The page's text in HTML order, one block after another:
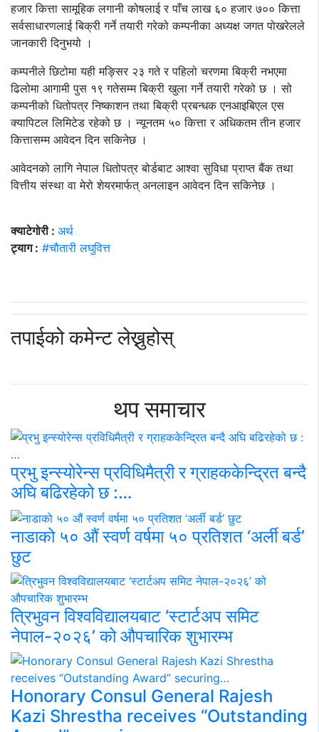
हजार कित्ता सामूहिक लगानी कोषलाई र पाँच लाख ६० हजार ७०० कित्ता
सर्वसाधारणलाई बिक्री गर्ने तयारी गरेको कम्पनीका अध्यक्ष जगत पोखरेलले
जानकारी दिनुभयो ।
कम्पनीले छिटोमा यही मङ्सिर २३ गते र पहिलो चरणमा बिक्री नभएमा
ढिलोमा आगामी पुस १९ गतेसम्म बिक्री खुला गर्ने तयारी गरेको छ । सो
कम्पनीको धितोपत्र निष्काशन तथा बिक्री प्रबन्धक एनआइबिएल एस
क्यापिटल लिमिटेड रहेको छ । न्यूनतम ५० कित्ता र अधिकतम तीन हजार
कित्तासम्म आवेदन दिन सकिनेछ ।
आवेदनको लागि नेपाल धितोपत्र बोर्डबाट आश्वा सुविधा प्राप्त बैंक तथा
वित्तीय संस्था वा मेरो शेयरमार्फत् अनलाइन आवेदन दिन सकिनेछ ।
क्याटेगोरी : अर्थ
ट्याग : #चौतारी लघुवित्त
तपाईको कमेन्ट लेख्नुहोस्
थप समाचार
प्रभु इन्स्योरेन्स प्रविधिमैत्री र ग्राहककेन्द्रित बन्दै
अघि बढिरहेको छ :…
नाडाको ५० औं स्वर्ण वर्षमा ५० प्रतिशत ‘अर्ली बर्ड’
छुट
त्रिभुवन विश्वविद्यालयबाट ‘स्टार्टअप समिट
नेपाल-२०२६’ को औपचारिक शुभारम्भ
Honorary Consul General Rajesh
Kazi Shrestha receives “Outstanding